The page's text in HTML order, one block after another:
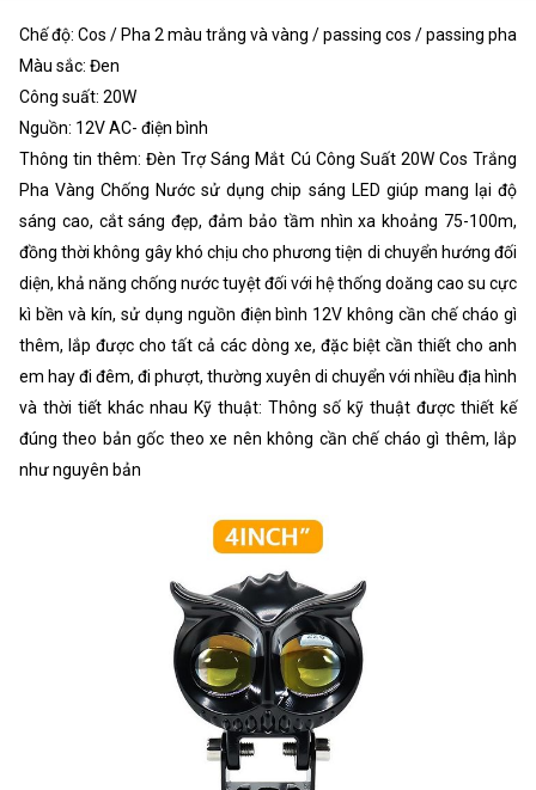
Chế độ: Cos / Pha 2 màu trắng và vàng / passing cos / passing pha
Màu sắc: Đen
Công suất: 20W
Nguồn: 12V AC- điện bình
Thông tin thêm: Đèn Trợ Sáng Mắt Cú Công Suất 20W Cos Trắng
Pha Vàng Chống Nước sử dụng chip sáng LED giúp mang lại độ
sáng cao, cắt sáng đẹp, đảm bảo tầm nhìn xa khoảng 75-100m,
đồng thời không gây khó chịu cho phương tiện di chuyển hướng đối
diện, khả năng chống nước tuyệt đối với hệ thống doăng cao su cực
kì bền và kín, sử dụng nguồn điện bình 12V không cần chế cháo gì
thêm, lắp được cho tất cả các dòng xe, đặc biệt cần thiết cho anh
em hay đi đêm, đi phượt, thường xuyên di chuyển với nhiều địa hình
và thời tiết khác nhau Kỹ thuật: Thông số kỹ thuật được thiết kế
đúng theo bản gốc theo xe nên không cần chế cháo gì thêm, lắp
như nguyên bản